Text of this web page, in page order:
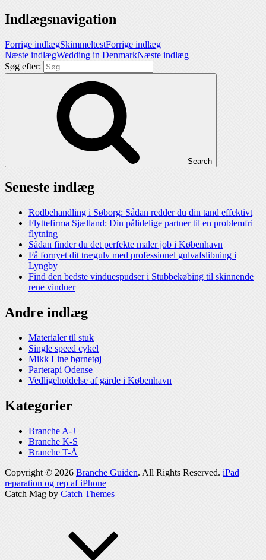
Indlægsnavigation
Forrige indlægSkimmeltestForrige indlæg
Næste indlægWedding in DenmarkNæste indlæg
Søg efter:
Search
Seneste indlæg
Rodbehandling i Søborg: Sådan redder du din tand effektivt
Flyttefirma Sjælland: Din pålidelige partner til en problemfri
flytning
Sådan finder du det perfekte maler job i København
Få fornyet dit trægulv med professionel gulvafslibning i
Lyngby
Find den bedste vinduespudser i Stubbekøbing til skinnende
rene vinduer
Andre indlæg
Materialer til stuk
Single speed cykel
Mikk Line børnetøj
Parterapi Odense
Vedligeholdelse af gårde i København
Kategorier
Branche A-J
Branche K-S
Branche T-Å
Copyright © 2026 Branche Guiden. All Rights Reserved. iPad
reparation og rep af iPhone
Catch Mag by Catch Themes